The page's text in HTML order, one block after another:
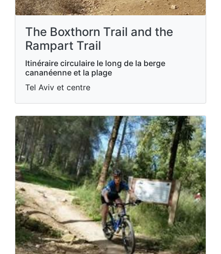
The Boxthorn Trail and the
Rampart Trail
Itinéraire circulaire le long de la berge
cananéenne et la plage
Tel Aviv et centre